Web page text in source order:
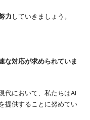
力していきましょう。
な対応が求められていま
代において、私たちはAI
提供することに努めてい